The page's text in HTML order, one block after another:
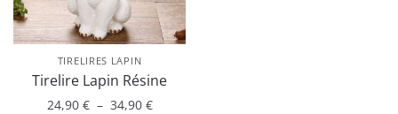
TIRELIRES LAPIN
Tirelire Lapin Résine
24,90 € – 34,90 €Plage